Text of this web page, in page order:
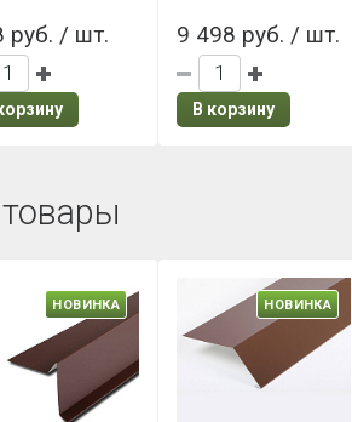
руб. / шт. 9 498 руб. / шт.
В корзину
НОВИНКА НОВИНКА